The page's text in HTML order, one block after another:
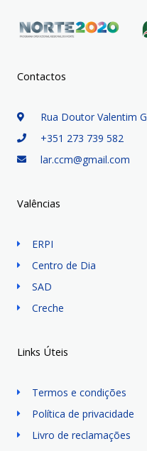
Contactos
Rua Doutor Valentim
+351 273 739 582
lar.ccm@gmail.com
Valências
ERPI
Centro de Dia
SAD
Creche
Links Úteis
Termos e condições
Política de privacidade
Livro de reclamações